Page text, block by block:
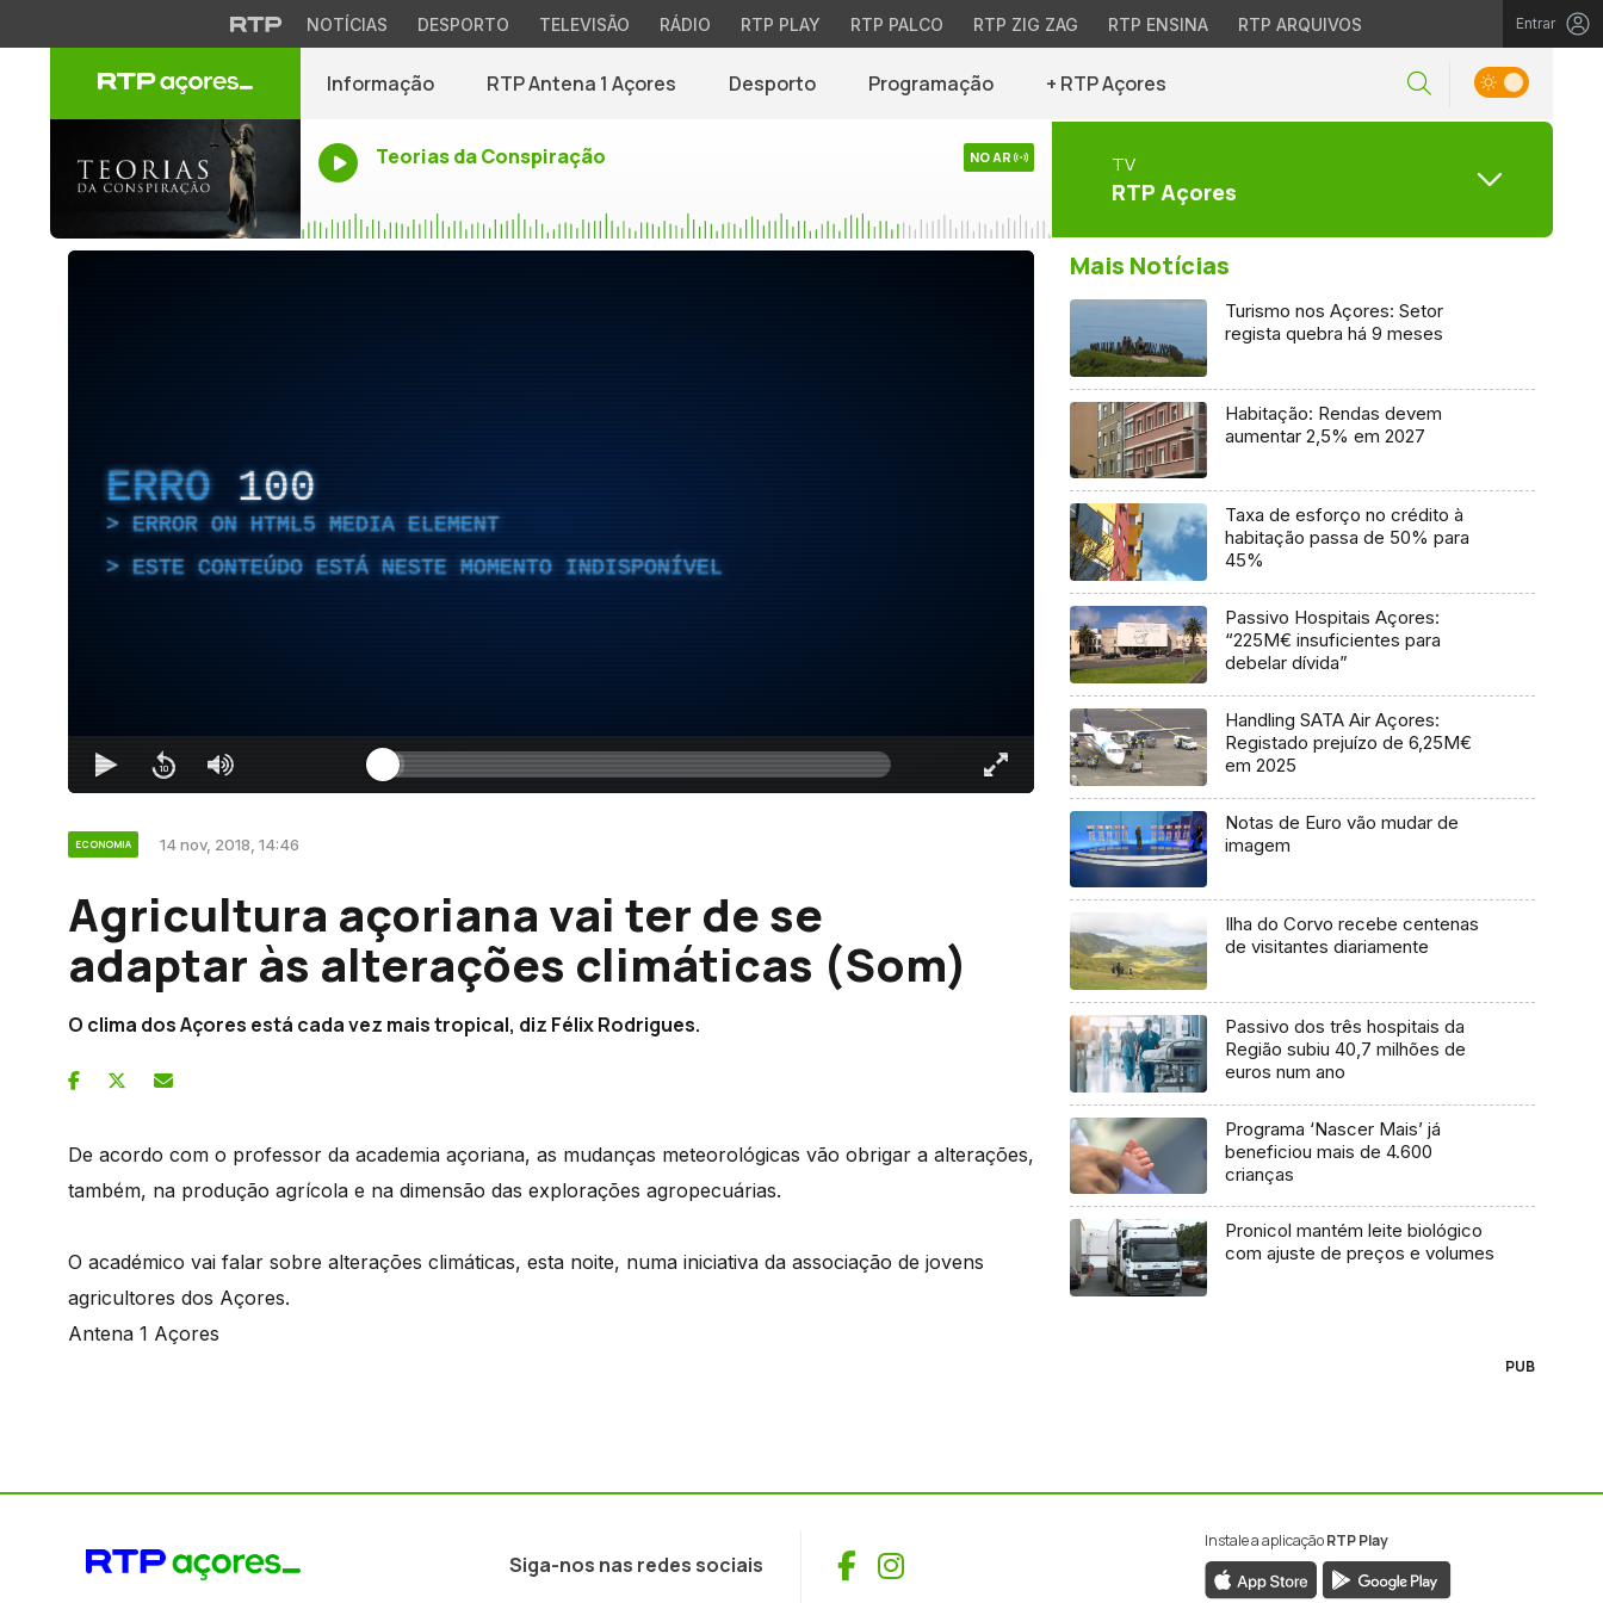
NOTÍCIAS DESPORTO TELEVISÃO RÁDIO RTP PLAY RTP PALCO RTP ZIG ZAG RTP ENSINA RTP ARQUIVOS Entrar
Informação RTP Antena 1 Açores Desporto Programação + RTP Açores
Teorias da Conspiração NO AR TV
RTP Açores
ERRO 100
ERROR ON HTML5 MEDIA ELEMENT
ESTE CONTEÚDO ESTÁ NESTE MOMENTO INDISPONÍVEL
ECONOMIA 14 nov, 2018, 14:46
Agricultura açoriana vai ter de se
adaptar às alterações climáticas (Som)
O clima dos Açores está cada vez mais tropical, diz Félix Rodrigues.
De acordo com o professor da academia açoriana, as mudanças meteorológicas vão obrigar a alterações,
também, na produção agrícola e na dimensão das explorações agropecuárias.
O académico vai falar sobre alterações climáticas, esta noite, numa iniciativa da associação de jovens
agricultores dos Açores.
Antena 1 Açores
Mais Notícias
Turismo nos Açores: Setor
regista quebra há 9 meses
Habitação: Rendas devem
aumentar 2,5% em 2027
Taxa de esforço no crédito à
habitação passa de 50% para
45%
Passivo Hospitais Açores:
“225M€ insuficientes para
debelar dívida”
Handling SATA Air Açores:
Registado prejuízo de 6,25M€
em 2025
Notas de Euro vão mudar de
imagem
Ilha do Corvo recebe centenas
de visitantes diariamente
Passivo dos três hospitais da
Região subiu 40,7 milhões de
euros num ano
Programa ‘Nascer Mais’ já
beneficiou mais de 4.600
crianças
Pronicol mantém leite biológico
com ajuste de preços e volumes
PUB
Siga-nos nas redes sociais Facebook
Instagram
Instale a aplicaçãoRTP Play